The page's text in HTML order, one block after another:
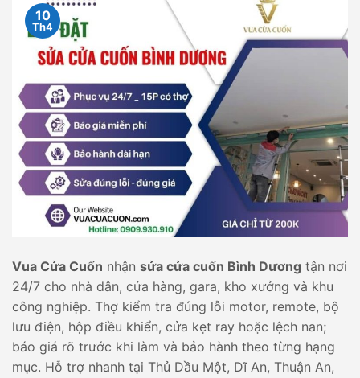
10
Th4
Vua Cửa Cuốn nhận sửa cửa cuốn Bình Dương tận nơi
24/7 cho nhà dân, cửa hàng, gara, kho xưởng và khu
công nghiệp. Thợ kiểm tra đúng lỗi motor, remote, bộ
lưu điện, hộp điều khiển, cửa kẹt ray hoặc lệch nan;
báo giá rõ trước khi làm và bảo hành theo từng hạng
mục. Hỗ trợ nhanh tại Thủ Dầu Một, Dĩ An, Thuận An,